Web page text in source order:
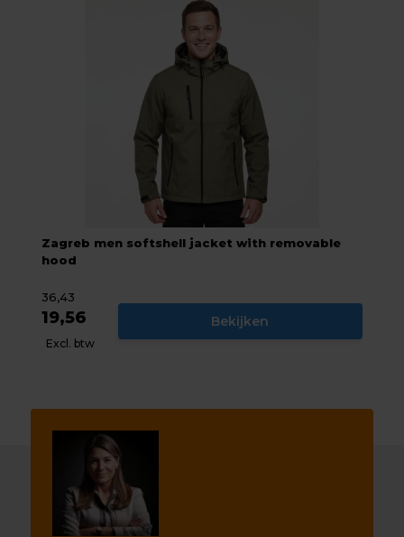
Zagreb men softshell jacket with removable
hood
36,43
19,56
Excl. btw
Bekijken